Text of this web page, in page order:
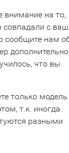
внимание на то,
совпадали с
сообщите нам
дополнительно
что вы
только модель
т.к. иногда
разными